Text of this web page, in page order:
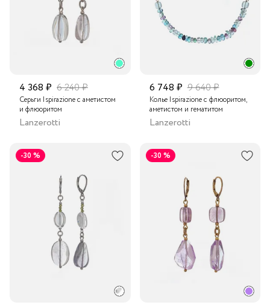
4 368 ₽ 6 240 ₽
Серьги Ispirazione с аметистом
и флюоритом
Lanzerotti
6 748 ₽ 9 640 ₽
Колье Ispirazione с флюоритом,
аметистом и гематитом
Lanzerotti
-30 % -30 %